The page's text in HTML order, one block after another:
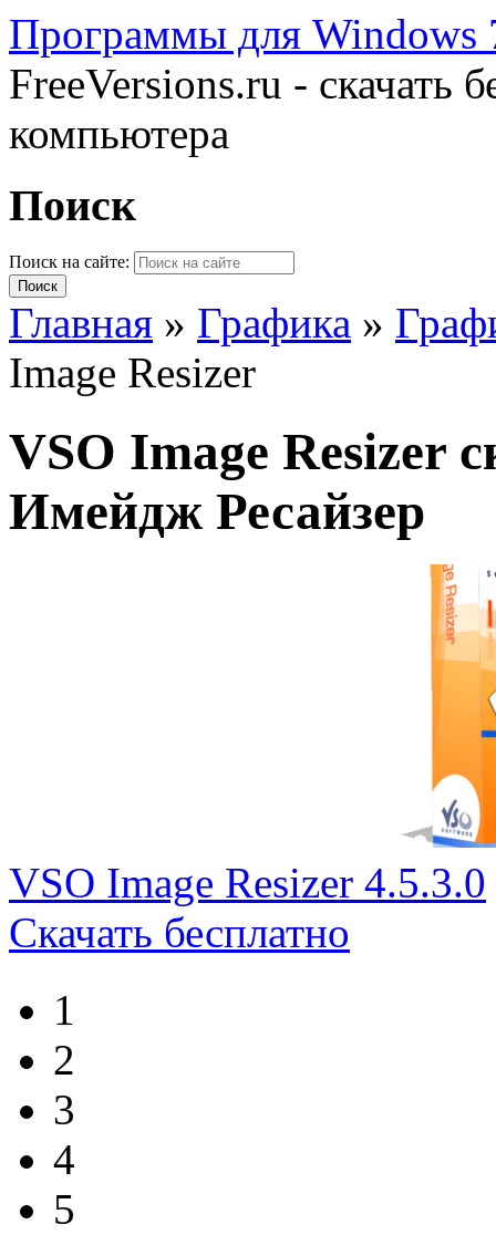
Программы для Windows
FreeVersions.ru - скачать
компьютера
Поиск
Поиск на сайте:
Главная » Графика »
Image Resizer
VSO Image Resizer
Имейдж Ресайзер
VSO Image Resizer 4.5.3.0
Скачать бесплатно
1
2
3
4
5